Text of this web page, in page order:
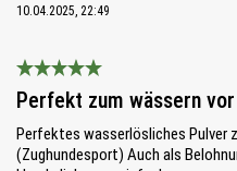
10.04.2025, 22:49
Bewertung mit 5 von 5 Sternen
Perfekt zum wässern
Perfektes wasserlösliches Pulver
(Zughundesport) Auch als